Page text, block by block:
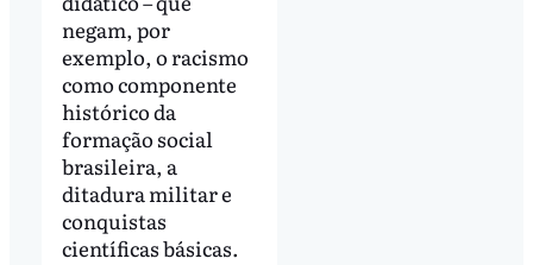
negam, por
exemplo, o racismo
como componente
histórico da
formação social
brasileira, a
ditadura militar e
conquistas
científicas básicas.